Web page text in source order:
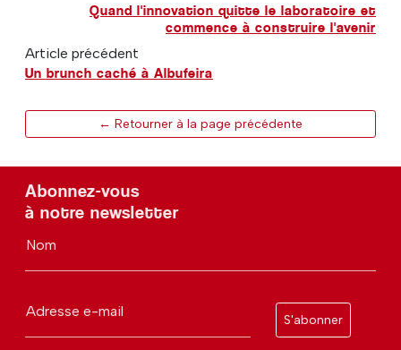
Quand l'innovation quitte le laboratoire et
commence à construire l'avenir
Article précédent
Un brunch caché à Albufeira
← Retourner à la page précédente
Abonnez-vous
à notre newsletter
Nom
Adresse e-mail
S'abonner